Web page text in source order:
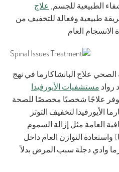
الطبيعية للجسم, علاج
طبيعية وفعالة للتخفيف من
الانسجام العام
علاج البانشاكارما في نهج
رواد مستشفيات الأيورفيدا
توفر علاجًا شخصيًا مخصصًا للصحة
الأيورفيدا لتخفيف التوتر
العامة مثل إزالة السموم
واستعادة التوازن العام داخل
وادي دجلة سبب المرض بدلاً